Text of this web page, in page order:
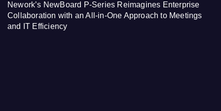
Nework’s NewBoard P-Series Reimagines Enterprise
Collaboration with an All-in-One Approach to Meetings
and IT Efficiency